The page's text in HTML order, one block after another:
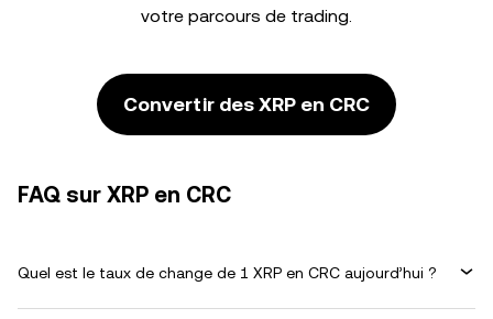
votre parcours de trading.
Convertir des XRP en CRC
FAQ sur XRP en CRC
Quel est le taux de change de 1 XRP en CRC aujourd’hui ?